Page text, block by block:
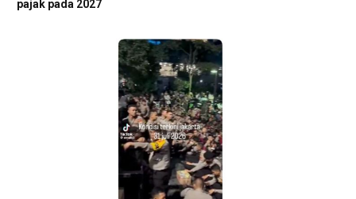
pajak pada 2027